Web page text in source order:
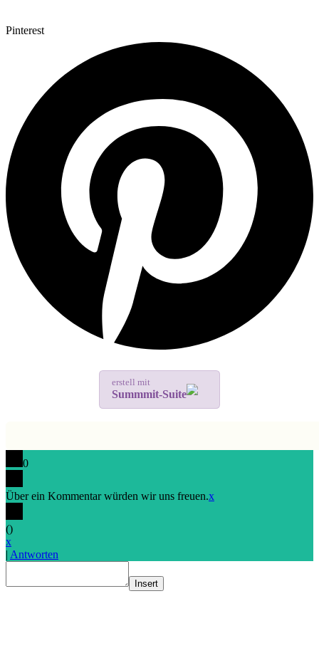
Pinterest
erstell mit
Summmit-Suite
0
Über ein Kommentar würden wir uns freuen.x
()
x
| Antworten
Insert